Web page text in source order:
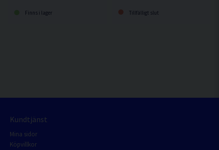
Finns i lager Tillfälligt slut
Kundtjänst
Mina sidor
Köpvillkor